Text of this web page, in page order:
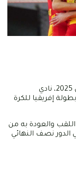
يواجه الترجي الرياضي، اليوم الثلاثاء 29 أفريل 2025، نادي
إفريقيا للكرة
والعودة به من
الدور نصف النهائي